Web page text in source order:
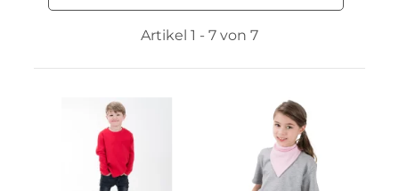
Artikel 1 - 7 von 7